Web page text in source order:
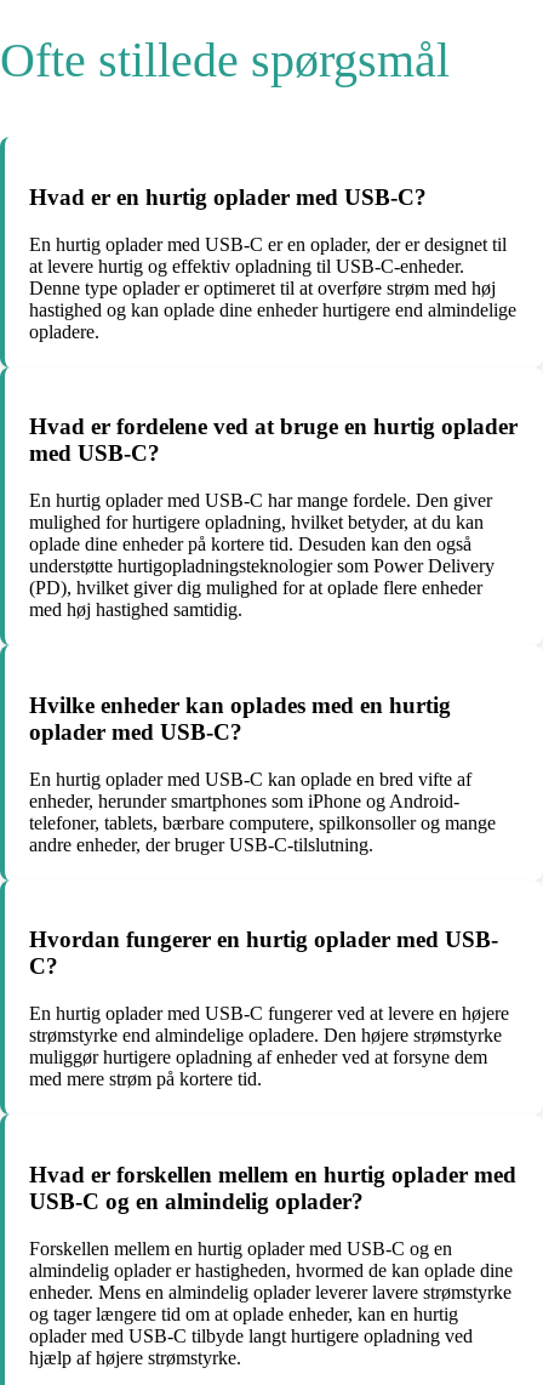
Ofte stillede spørgsmål
Hvad er en hurtig oplader med USB-C?
En hurtig oplader med USB-C er en oplader, der er designet til
at levere hurtig og effektiv opladning til USB-C-enheder.
Denne type oplader er optimeret til at overføre strøm med høj
hastighed og kan oplade dine enheder hurtigere end almindelige
opladere.
Hvad er fordelene ved at bruge en hurtig oplader
med USB-C?
En hurtig oplader med USB-C har mange fordele. Den giver
mulighed for hurtigere opladning, hvilket betyder, at du kan
oplade dine enheder på kortere tid. Desuden kan den også
understøtte hurtigopladningsteknologier som Power Delivery
(PD), hvilket giver dig mulighed for at oplade flere enheder
med høj hastighed samtidig.
Hvilke enheder kan oplades med en hurtig
oplader med USB-C?
En hurtig oplader med USB-C kan oplade en bred vifte af
enheder, herunder smartphones som iPhone og Android-
telefoner, tablets, bærbare computere, spilkonsoller og mange
andre enheder, der bruger USB-C-tilslutning.
Hvordan fungerer en hurtig oplader med USB-
C?
En hurtig oplader med USB-C fungerer ved at levere en højere
strømstyrke end almindelige opladere. Den højere strømstyrke
muliggør hurtigere opladning af enheder ved at forsyne dem
med mere strøm på kortere tid.
Hvad er forskellen mellem en hurtig oplader med
USB-C og en almindelig oplader?
Forskellen mellem en hurtig oplader med USB-C og en
almindelig oplader er hastigheden, hvormed de kan oplade dine
enheder. Mens en almindelig oplader leverer lavere strømstyrke
og tager længere tid om at oplade enheder, kan en hurtig
oplader med USB-C tilbyde langt hurtigere opladning ved
hjælp af højere strømstyrke.